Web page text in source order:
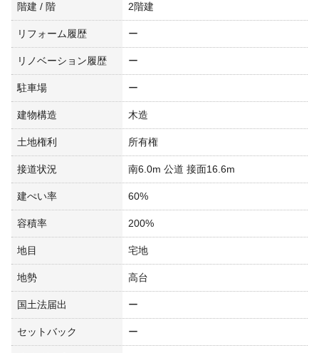
階建 / 階 2階建
リフォーム履歴 ー
リノベーション履歴 ー
駐車場 ー
建物構造 木造
土地権利 所有権
接道状況 南6.0m 公道 接面16.6m
建ぺい率 60%
容積率 200%
地目 宅地
地勢 高台
国土法届出 ー
セットバック ー